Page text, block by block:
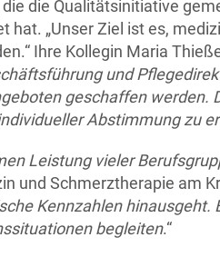
die Qualitätsinitiative
„Unser Ziel ist es,
Ihre Kollegin Maria
und
geschaffen werden.
Abstimmung zu
Leistung vieler
und Schmerztherapie am
Kennzahlen hinausgeht.
begleiten.“